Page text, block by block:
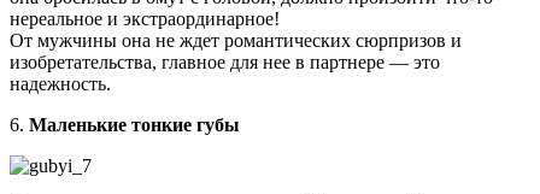
нереальное и экстраординарное!
От мужчины она не ждет романтических сюрпризов и
изобретательства, главное для нее в партнере — это
надежность.
6. Маленькие тонкие губы